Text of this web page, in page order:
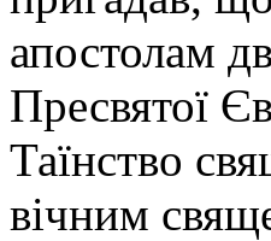
апостолам
Пресвятої
Таїнство
вічним